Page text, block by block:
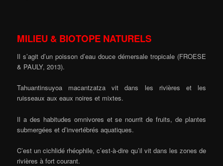
MILIEU & BIOTOPE NATURELS
Il s’agit d’un poisson d’eau douce démersale tropicale (FROESE
& PAULY, 2013).
Tahuantinsuyoa macantzatza vit dans les rivières et les
ruisseaux aux eaux noires et mixtes.
Il a des habitudes omnivores et se nourrit de fruits, de plantes
submergées et d’invertébrés aquatiques.
C’est un cichlidé rhéophile, c’est-à-dire qu’il vit dans les zones de
rivières à fort courant.